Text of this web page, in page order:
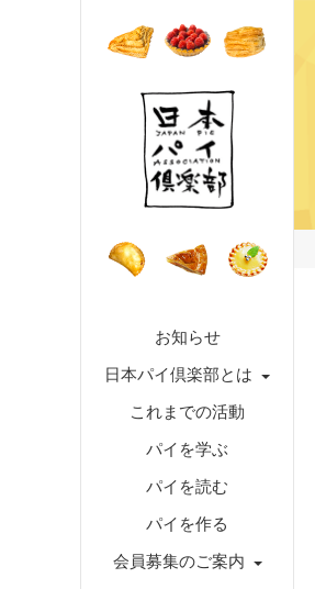
お知らせ
日本パイ倶楽部とは
これまでの活動
パイを学ぶ
パイを読む
パイを作る
会員募集のご案内